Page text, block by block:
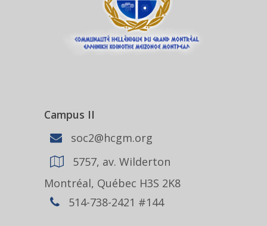
Campus II
soc2@hcgm.org
5757, av. Wilderton
Montréal, Québec H3S 2K8
514-738-2421 #144